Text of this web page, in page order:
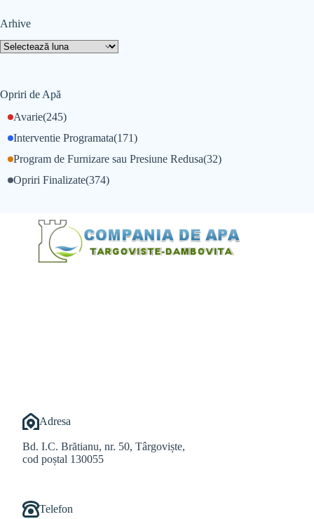
Arhive
Opriri de Apă
Avarie(245)
Interventie Programata(171)
Opriri Finalizate(374)
Program de Furnizare sau Presiune Redusa(32)
Adresa
Bd. I.C. Brătianu, nr. 50, Târgoviște,
cod poștal 130055
Telefon